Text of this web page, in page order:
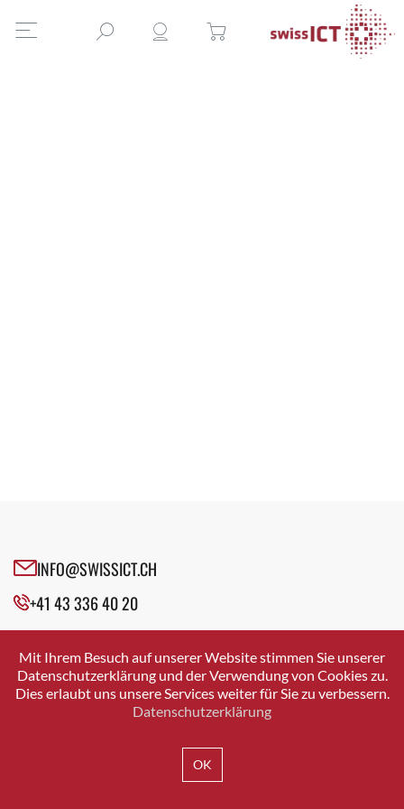
INFO@SWISSICT.CH
+41 43 336 40 20
SWISSICT
VULKANSTRASSE 120
8048 ZURICH
Mit Ihrem Besuch auf unserer Website stimmen Sie unserer
Datenschutzerklärung und der Verwendung von Cookies zu.
Dies erlaubt uns unsere Services weiter für Sie zu verbessern.
Datenschutzerklärung
OK